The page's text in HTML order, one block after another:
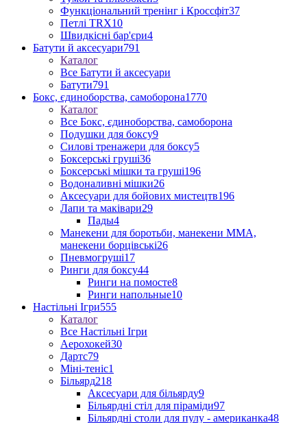
Функціональний тренінг і Кроссфіт37
Петлі TRX10
Швидкісні бар'єри4
Батути й аксесуари791
Каталог
Все Батути й аксесуари
Батути791
Бокс, єдиноборства, самоборона1770
Каталог
Все Бокс, єдиноборства, самоборона
Подушки для боксу9
Силові тренажери для боксу5
Боксерські груші36
Боксерські мішки та груші196
Водоналивні мішки26
Аксесуари для бойових мистецтв196
Лапи та маківари29
Пады4
Манекени для боротьби, манекени ММА,
манекени борцівські26
Пневмогруші17
Ринги для боксу44
Ринги на помосте8
Ринги напольные10
Настільні Ігри555
Каталог
Все Настільні Ігри
Аерохокей30
Дартс79
Міні-теніс1
Більярд218
Аксесуари для більярду9
Більярдні стіл для піраміди97
Більярдні столи для пулу - американка48